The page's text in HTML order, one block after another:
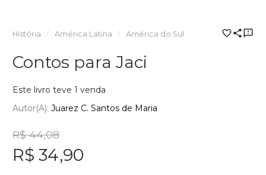
História América Latina América do Sul
Contos para Jaci
Este livro teve 1 venda
Autor(a): Juarez C. Santos de Maria
R$ 44,08
R$ 34,90